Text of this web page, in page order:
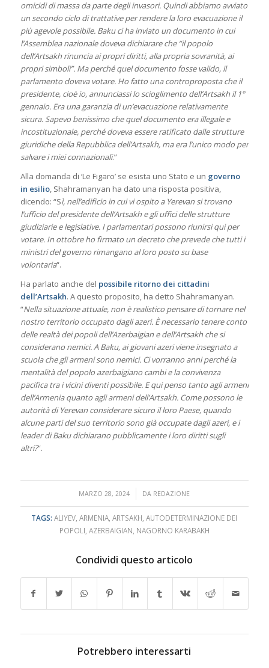
omicidi di massa da parte degli invasori. Quindi abbiamo avviato
un secondo ciclo di trattative per rendere la loro evacuazione il
più agevole possibile. Baku ci ha inviato un documento in cui
l’Assemblea nazionale doveva dichiarare che “il popolo
dell’Artsakh rinuncia ai propri diritti, alla propria sovranità, ai
propri simboli”. Ma perché quel documento fosse valido, il
parlamento doveva votare. Ho fatto una controproposta che il
presidente, cioè io, annunciassi lo scioglimento dell’Artsakh il 1°
gennaio. Era una garanzia di un’evacuazione relativamente
sicura. Sapevo benissimo che quel documento era illegale e
incostituzionale, perché doveva essere ratificato dalle strutture
giuridiche della Repubblica dell’Artsakh, ma era l’unico modo per
salvare i miei connazionali.”
Alla domanda di ‘Le Figaro’ se esista uno Stato e un governo
in esilio, Shahramanyan ha dato una risposta positiva,
dicendo: “Sì, nell’edificio in cui vi ospito a Yerevan si trovano
l’ufficio del presidente dell’Artsakh e gli uffici delle strutture
giudiziarie e legislative. I parlamentari possono riunirsi qui per
votare. In ottobre ho firmato un decreto che prevede che tutti i
ministri del governo rimangano al loro posto su base
volontaria“.
Ha parlato anche del possibile ritorno dei cittadini
dell’Artsakh. A questo proposito, ha detto Shahramanyan.
“Nella situazione attuale, non è realistico pensare di tornare nel
nostro territorio occupato dagli azeri. È necessario tenere conto
delle realtà dei popoli dell’Azerbaigian e dell’Artsakh che si
considerano nemici. A Baku, ai giovani azeri viene insegnato a
scuola che gli armeni sono nemici. Ci vorranno anni perché la
mentalità del popolo azerbaigiano cambi e la convivenza
pacifica tra i vicini diventi possibile. E qui penso tanto agli armeni
dell’Armenia quanto agli armeni dell’Artsakh. Come possono le
autorità di Yerevan considerare sicuro il loro Paese, quando
alcune parti del suo territorio sono già occupate dagli azeri, e i
leader di Baku dichiarano pubblicamente i loro diritti sugli
altri?“.
MARZO 28, 2024
/ DA REDAZIONE
TAGS: ALIYEV ,ARMENIA ,ARTSAKH ,AUTODETERMINAZIONE DEI
POPOLI AZERBAIGIAN NAGORNO KARABAKH
Condividi questo articolo
Potrebbero interessarti